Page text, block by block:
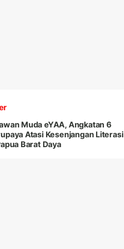
Muda eYAA, Angkatan 6
Atasi Kesenjangan Literasi
Barat Daya